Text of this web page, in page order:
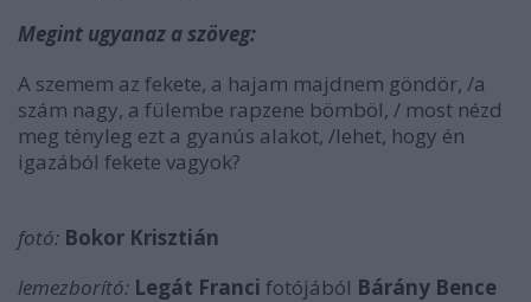
Megint ugyanaz a szöveg:
A szemem az fekete, a hajam majdnem göndör, /a
szám nagy, a fülembe rapzene bömböl, / most nézd
meg tényleg ezt a gyanús alakot, /lehet, hogy én
igazából fekete vagyok?
fotó: Bokor Krisztián
lemezborító: Legát Franci fotójából Bárány Bence